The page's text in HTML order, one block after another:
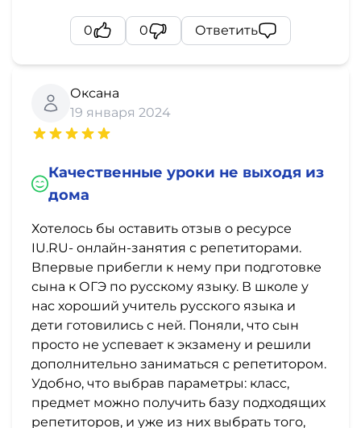
0 0 Ответить
Оксана
19 января 2024
Качественные уроки не выходя из
дома
Хотелось бы оставить отзыв о ресурсе
IU.RU- онлайн-занятия с репетиторами.
Впервые прибегли к нему при подготовке
сына к ОГЭ по русскому языку. В школе у
нас хороший учитель русского языка и
дети готовились с ней. Поняли, что сын
просто не успевает к экзамену и решили
дополнительно заниматься с репетитором.
Удобно, что выбрав параметры: класс,
предмет можно получить базу подходящих
репетиторов, и уже из них выбрать того,